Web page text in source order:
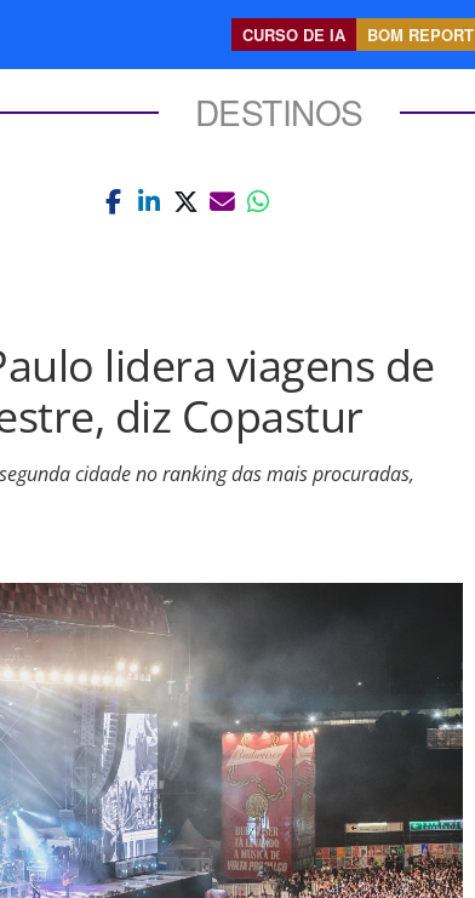
CURSO DE IA BOM REPORT
DESTINOS
lidera viagens de
diz Copastur
cidade no ranking das mais procuradas,